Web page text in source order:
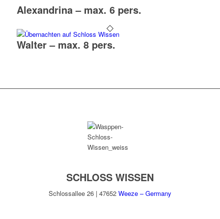
Alexandrina – max. 6 pers.
Walter – max. 8 pers.
SCHLOSS WISSEN
Schlossallee 26 | 47652 Weeze – Germany